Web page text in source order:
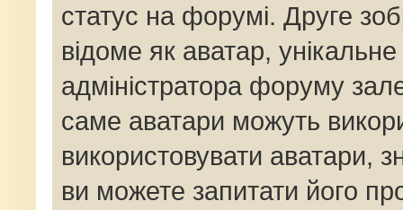
статус на форумі. Друге
відоме як аватар,
адміністратора форуму
саме аватари можуть
використовувати аватари,
ви можете запитати його